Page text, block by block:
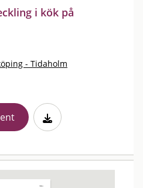
i kök på
- Tidaholm